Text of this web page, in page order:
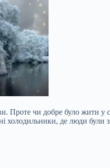
Проте чи добре було жити
холодильники, де люди